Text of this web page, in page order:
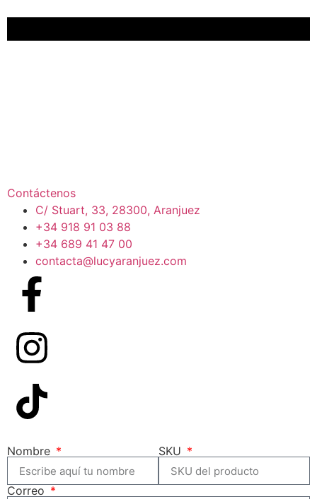
Contáctenos
C/ Stuart, 33, 28300, Aranjuez
+34 918 91 03 88
+34 689 41 47 00
contacta@lucyaranjuez.com
Nombre SKU
Correo